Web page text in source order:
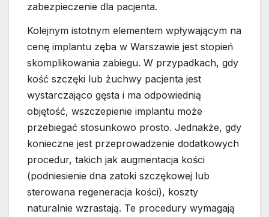
zabezpieczenie dla pacjenta.
Kolejnym istotnym elementem wpływającym na
cenę implantu zęba w Warszawie jest stopień
skomplikowania zabiegu. W przypadkach, gdy
kość szczęki lub żuchwy pacjenta jest
wystarczająco gęsta i ma odpowiednią
objętość, wszczepienie implantu może
przebiegać stosunkowo prosto. Jednakże, gdy
konieczne jest przeprowadzenie dodatkowych
procedur, takich jak augmentacja kości
(podniesienie dna zatoki szczękowej lub
sterowana regeneracja kości), koszty
naturalnie wzrastają. Te procedury wymagają